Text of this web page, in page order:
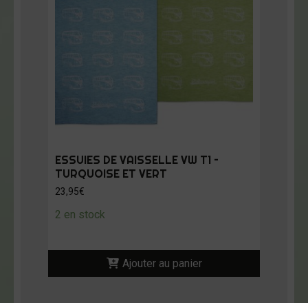
ESSUIES DE VAISSELLE VW T1 –
TURQUOISE ET VERT
23,95€
2 en stock
Ajouter au panier